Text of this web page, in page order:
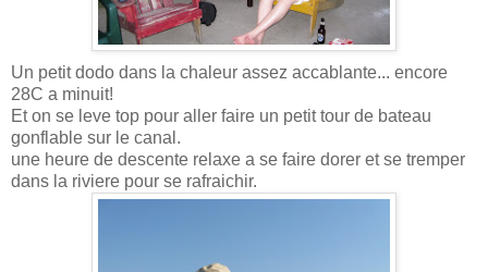
Un petit dodo dans la chaleur assez accablante... encore
28C a minuit!
Et on se leve top pour aller faire un petit tour de bateau
gonflable sur le canal.
une heure de descente relaxe a se faire dorer et se tremper
dans la riviere pour se rafraichir.